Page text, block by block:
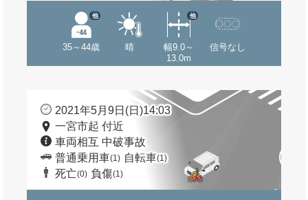
35～44歳
他
晴
幅9.0～
13.0m
他
信号なし
2021年5月9日(日)14:03
一宮市起 付近
車両相互 中破事故
普通乗用車(1) 自転車(1)
死亡(0) 負傷(1)